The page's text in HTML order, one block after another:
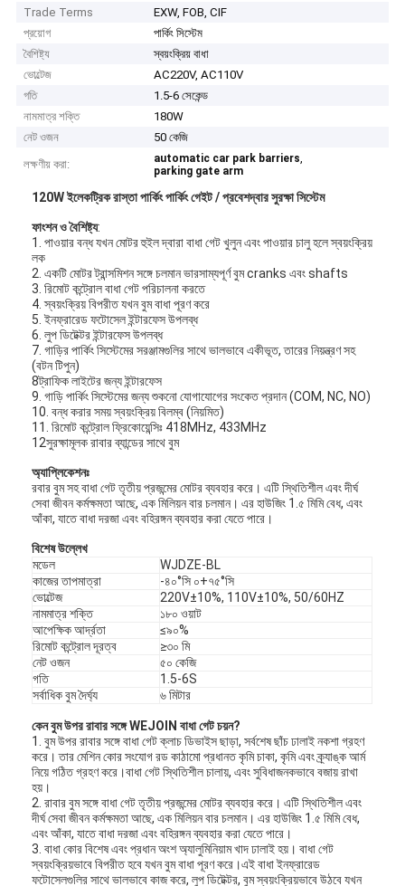
Trade Terms
EXW, FOB, CIF
প্রয়োগ
পার্কিং সিস্টেম
বৈশিষ্ট্য
স্বয়ংক্রিয় বাধা
ভোল্টেজ
AC220V, AC110V
গতি
1.5-6 সেকেন্ড
নামমাত্র শক্তি
180W
নেট ওজন
50 কেজি
লক্ষণীয় করা:
automatic car park barriers,
parking gate arm
120W ইলেকট্রিক রাস্তা পার্কিং পার্কিং গেইট / প্রবেশদ্বার সুরক্ষা সিস্টেম
ফাংশন ও বৈশিষ্ট্য:
1. পাওয়ার বন্ধ যখন মোটর হুইল দ্বারা বাধা গেট খুলুন এবং পাওয়ার চালু হলে স্বয়ংক্রিয়
লক
2. একটি মোটর ট্রান্সমিশন সঙ্গে চলমান ভারসাম্যপূর্ণ বুম cranks এবং shafts
3. রিমোট কন্ট্রোল বাধা গেট পরিচালনা করতে
4. স্বয়ংক্রিয় বিপরীত যখন বুম বাধা পূরণ করে
5. ইনফ্রারেড ফটোসেল ইন্টারফেস উপলব্ধ
6. লুপ ডিটেক্টর ইন্টারফেস উপলব্ধ
7. গাড়ির পার্কিং সিস্টেমের সরঞ্জামগুলির সাথে ভালভাবে একীভূত, তারের নিয়ন্ত্রণ সহ
(বটন টিপুন)
8ট্রাফিক লাইটের জন্য ইন্টারফেস
9. গাড়ি পার্কিং সিস্টেমের জন্য শুকনো যোগাযোগের সংকেত প্রদান (COM, NC, NO)
10. বন্ধ করার সময় স্বয়ংক্রিয় বিলম্ব (নিয়মিত)
11. রিমোট কন্ট্রোল ফ্রিকোয়েন্সিঃ 418MHz, 433MHz
12সুরক্ষামূলক রাবার ব্যান্ডের সাথে বুম
অ্যাপ্লিকেশনঃ
রবার বুম সহ বাধা গেট তৃতীয় প্রজন্মের মোটর ব্যবহার করে। এটি স্থিতিশীল এবং দীর্ঘ
সেবা জীবন কর্মক্ষমতা আছে, এক মিলিয়ন বার চলমান। এর হাউজিং 1.৫ মিমি বেধ, এবং
আঁকা, যাতে বাধা দরজা এবং বহিরঙ্গন ব্যবহার করা যেতে পারে।
বিশেষ উল্লেখ
মডেল
WJDZE-BL
কাজের তাপমাত্রা
-৪০°সি ০+৭৫°সি
ভোল্টেজ
220V±10%, 110V±10%, 50/60HZ
নামমাত্র শক্তি
১৮০ ওয়াট
আপেক্ষিক আর্দ্রতা
≤৯০%
রিমোট কন্ট্রোল দূরত্ব
≥৩০ মি
নেট ওজন
৫০ কেজি
গতি
1.5-6S
সর্বাধিক বুম দৈর্ঘ্য
৬ মিটার
কেন বুম উপর রাবার সঙ্গে WEJOIN বাধা গেট চয়ন?
1. বুম উপর রাবার সঙ্গে বাধা গেট ক্লাচ ডিভাইস ছাড়া, সর্বশেষ ছাঁচ ঢালাই নকশা গ্রহণ
করে। তার মেশিন কোর সংযোগ রড কাঠামো প্রধানত কৃমি চাকা, কৃমি এবং ক্র্যাঙ্ক আর্ম
নিয়ে গঠিত গ্রহণ করে।বাধা গেট স্থিতিশীল চালায়, এবং সুবিধাজনকভাবে বজায় রাখা
হয়।
2. রাবার বুম সঙ্গে বাধা গেট তৃতীয় প্রজন্মের মোটর ব্যবহার করে। এটি স্থিতিশীল এবং
দীর্ঘ সেবা জীবন কর্মক্ষমতা আছে, এক মিলিয়ন বার চলমান। এর হাউজিং 1.৫ মিমি বেধ,
এবং আঁকা, যাতে বাধা দরজা এবং বহিরঙ্গন ব্যবহার করা যেতে পারে।
3. বাধা কোর বিশেষ এবং প্রধান অংশ অ্যালুমিনিয়াম খাদ ঢালাই হয়। বাধা গেট
স্বয়ংক্রিয়ভাবে বিপরীত হবে যখন বুম বাধা পূরণ করে।এই বাধা ইনফ্রারেড
ফটোসেলগুলির সাথে ভালভাবে কাজ করে, লুপ ডিটেক্টর, বুম স্বয়ংক্রিয়ভাবে উঠবে যখন